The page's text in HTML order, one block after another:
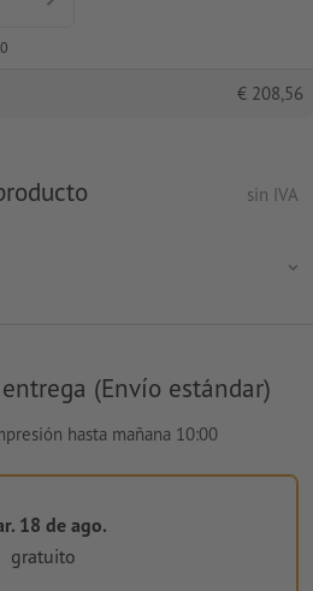
€ 208,56
sin IVA
(Envío estándar)
hasta mañana 10:00
18 de ago.
gratuito